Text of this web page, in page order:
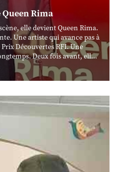
Rima
elle devient Queen Rima.
Une artiste qui avance pas à
Découvertes RFI. Une
Deux fois avant, ell...